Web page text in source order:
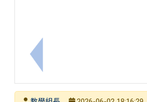
上一筆：轉知國立臺南大學辦